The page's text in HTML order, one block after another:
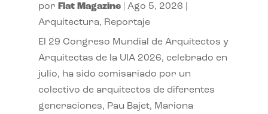
por Flat Magazine| Ago 5, 2026
Arquitectura, Reportaje
El 29 Congreso Mundial de Arquitectos y
Arquitectas de la UIA 2026, celebrado en
julio, ha sido comisariado por un
colectivo de arquitectos de diferentes
generaciones, Pau Bajet, Mariona